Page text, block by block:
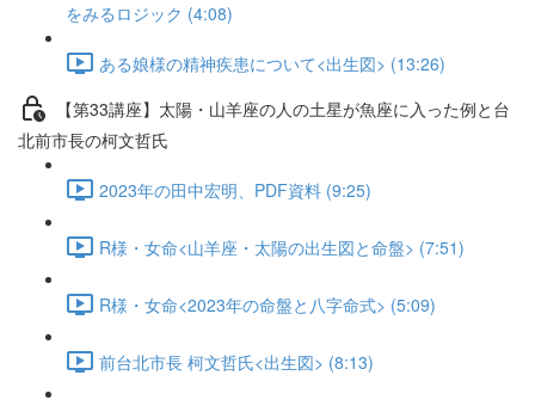
をみるロジック (4:08)
ある娘様の精神疾患について<出生図> (13:26)
【第33講座】太陽・山羊座の人の土星が魚座に入った例と台
北前市長の柯文哲氏
2023年の田中宏明、PDF資料 (9:25)
R様・女命<山羊座・太陽の出生図と命盤> (7:51)
R様・女命<2023年の命盤と八字命式> (5:09)
前台北市長 柯文哲氏<出生図> (8:13)